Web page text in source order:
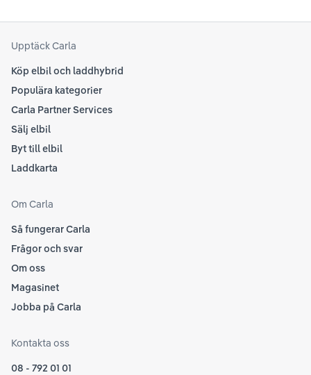
att
Upptäck Carla
Köp elbil och laddhybrid
Populära kategorier
Carla Partner Services
Sälj elbil
Byt till elbil
Laddkarta
Om Carla
Så fungerar Carla
Frågor och svar
Om oss
Magasinet
Jobba på Carla
Kontakta oss
08 - 792 01 01